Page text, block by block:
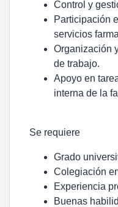
Control y
Participación
servicios
Organización
de trabajo.
Apoyo en
interna de la
Se requiere
Grado
Colegiación
Experiencia
Buenas